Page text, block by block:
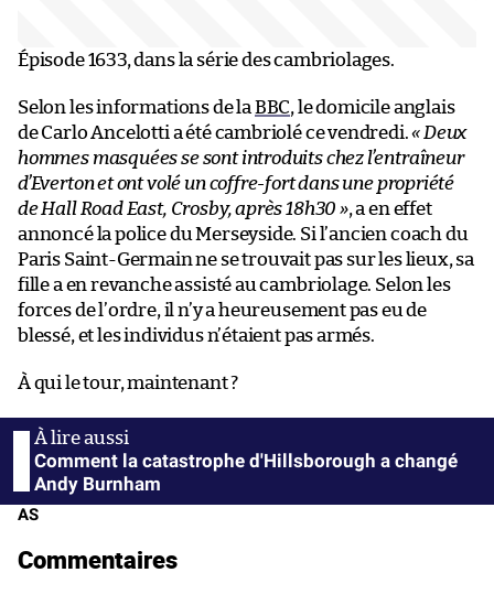
Épisode 1633, dans la série des cambriolages.
Selon les informations de la BBC, le domicile anglais
de Carlo Ancelotti a été cambriolé ce vendredi.« Deux
hommes masquées se sont introduits chez l’entraîneur
d’Everton et ont volé un coffre-fort dans une propriété
de Hall Road East, Crosby, après 18h30 », a en effet
annoncé la police du Merseyside. Si l’ancien coach du
Paris Saint-Germain ne se trouvait pas sur les lieux, sa
fille a en revanche assisté au cambriolage. Selon les
forces de l’ordre, il n’y a heureusement pas eu de
blessé, et les individus n’étaient pas armés.
À qui le tour, maintenant ?
Comment la catastrophe d'Hillsborough a changé
Andy Burnham
AS
Commentaires